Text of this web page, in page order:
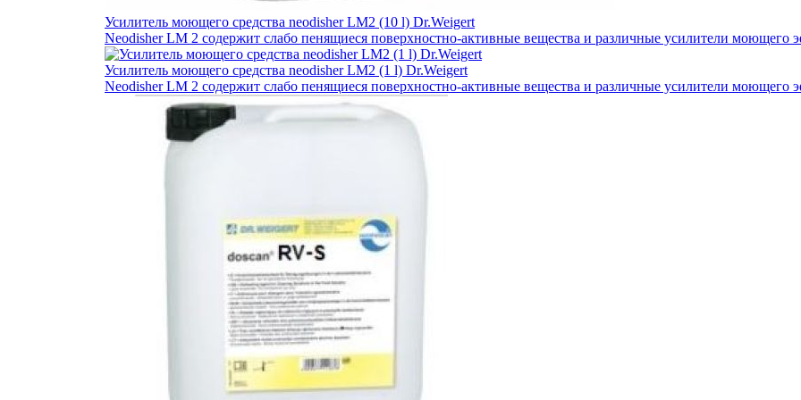
Усилитель моющего средства neodisher LM2 (10 l) Dr.Weigert
Neodisher LM 2 содержит слабо пенящиеся поверхностно-активные вещества и различные усилители моющего
Усилитель моющего средства neodisher LM2 (1 l) Dr.Weigert
Neodisher LM 2 содержит слабо пенящиеся поверхностно-активные вещества и различные усилители моющего